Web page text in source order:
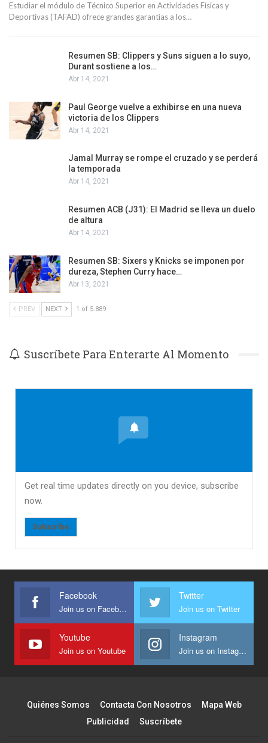
Estudiar el módulo de Técnico Superior en Actividades Físicas y
Deportivas (TAFAD) ofrece grandes garantías a los…
Resumen SB: Clippers y Suns siguen a lo suyo,
Durant sostiene a los…
Abr 14, 2021
Paul George vuelve a exhibirse en una nueva
victoria de los Clippers
Abr 14, 2021
Jamal Murray se rompe el cruzado y se perderá
la temporada
Abr 14, 2021
Resumen ACB (J31): El Madrid se lleva un duelo
de altura
Abr 14, 2021
Resumen SB: Sixers y Knicks se imponen por
dureza, Stephen Curry hace…
Abr 13, 2021
PREV NEXT 1 of 5.889
Suscríbete Para Enterarte Al Momento
Get real time updates directly on you device, subscribe
now.
Subscribe
Facebook
Join us on Facebook
Twitter
Join us on Twitter
Youtube
Join us on Youtube
Instagram
Join us on Instagram
Quiénes Somos Contacta Con Nosotros
Mapa Web
Publicidad
Suscríbete